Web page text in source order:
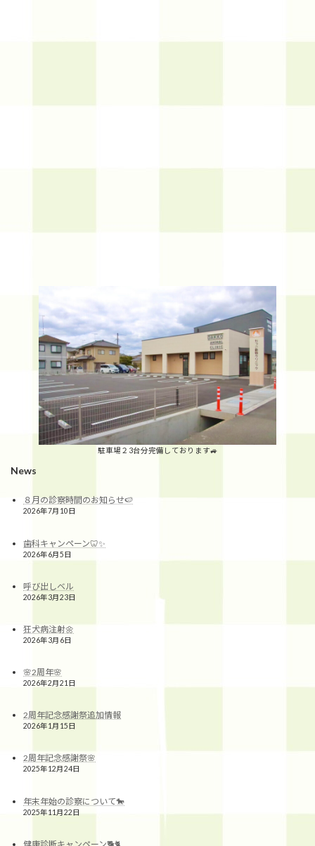
駐車場２3台分完備しております🚙
News
８月の診察時間のお知らせ🍉
2026年7月10日
歯科キャンペーン🦷✨
2026年6月5日
呼び出しベル
2026年3月23日
狂犬病注射🌼
2026年3月6日
🌸2周年🌸
2026年2月21日
2周年記念感謝祭追加情報
2026年1月15日
2周年記念感謝祭🌸
2025年12月24日
年末年始の診察について🐎
2025年11月22日